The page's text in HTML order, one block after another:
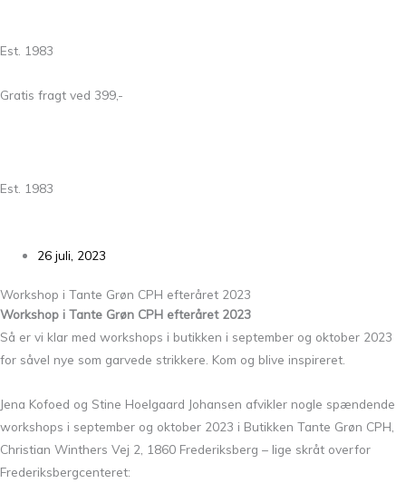
Est. 1983
Gratis fragt ved 399,-
Est. 1983
26 juli, 2023
Workshop i Tante Grøn CPH efteråret 2023
Workshop i Tante Grøn CPH efteråret 2023
Så er vi klar med workshops i butikken i september og oktober 2023
for såvel nye som garvede strikkere. Kom og blive inspireret.
Jena Kofoed og Stine Hoelgaard Johansen afvikler nogle spændende
workshops i september og oktober 2023 i Butikken Tante Grøn CPH,
Christian Winthers Vej 2, 1860 Frederiksberg – lige skråt overfor
Frederiksbergcenteret: